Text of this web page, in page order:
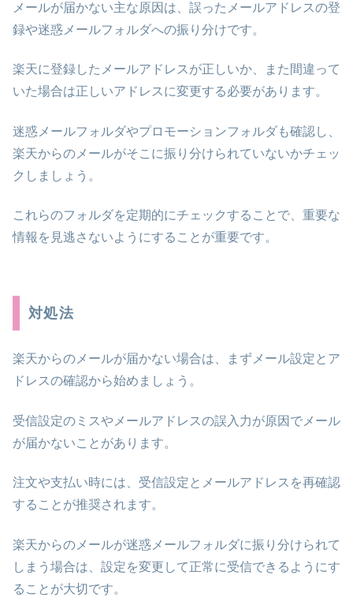
メールが届かない主な原因は、誤ったメールアドレスの登
録や迷惑メールフォルダへの振り分けです。
楽天に登録したメールアドレスが正しいか、また間違って
いた場合は正しいアドレスに変更する必要があります。
迷惑メールフォルダやプロモーションフォルダも確認し、
楽天からのメールがそこに振り分けられていないかチェッ
クしましょう。
これらのフォルダを定期的にチェックすることで、重要な
情報を見逃さないようにすることが重要です。
対処法
楽天からのメールが届かない場合は、まずメール設定とア
ドレスの確認から始めましょう。
受信設定のミスやメールアドレスの誤入力が原因でメール
が届かないことがあります。
注文や支払い時には、受信設定とメールアドレスを再確認
することが推奨されます。
楽天からのメールが迷惑メールフォルダに振り分けられて
しまう場合は、設定を変更して正常に受信できるようにす
ることが大切です。